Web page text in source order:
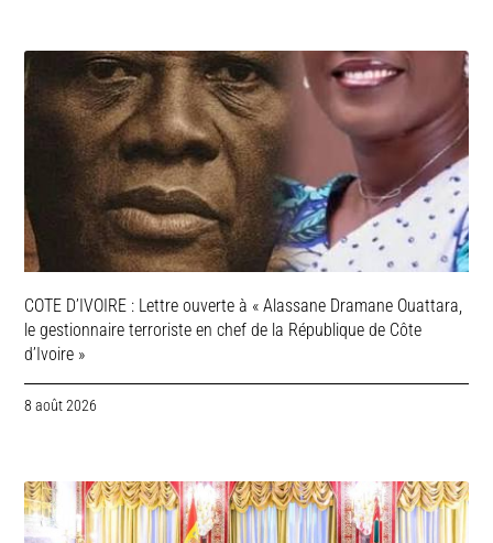
COTE D’IVOIRE : Lettre ouverte à « Alassane Dramane Ouattara,
le gestionnaire terroriste en chef de la République de Côte
d’Ivoire »
8 août 2026